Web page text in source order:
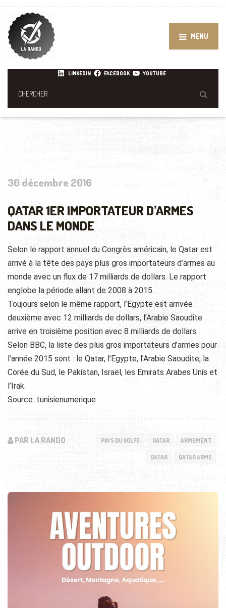
MENU
LINKEDIN FACEBOOK YOUTUBE
30 décembre 2016
QATAR 1ER IMPORTATEUR D’ARMES
DANS LE MONDE
Selon le rapport annuel du Congrès américain, le Qatar est
arrivé à la tête des pays plus gros importateurs d’armes au
monde avec un flux de 17 milliards de dollars. Le rapport
englobe la période allant de 2008 à 2015.
Toujours selon le même rapport, l’Egypte est arrivée
deuxième avec 12 milliards de dollars, l’Arabie Saoudite
arrive en troisième position avec 8 milliards de dollars.
Selon BBC, la liste des plus gros importateurs d’armes pour
l’année 2015 sont : le Qatar, l’Egypte, l’Arabie Saoudite, la
Corée du Sud, le Pakistan, Israël, les Emirats Arabes Unis et
l’Irak.
Source: tunisienumerique
PAR LA RANDO PAYS DU GOLFE QATAR ARMEMENT
QATAR QATAR ARME